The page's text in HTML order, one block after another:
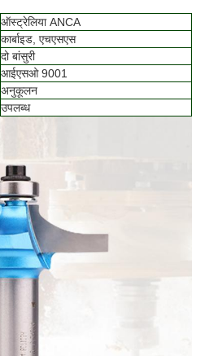
ऑस्ट्रेलिया ANCA
कार्बाइड, एचएसएस
दो बांसुरी
आईएसओ 9001
अनुकूलन
उपलब्ध